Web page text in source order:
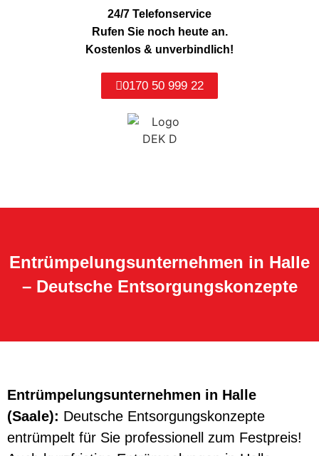
24/7 Telefonservice
Rufen Sie noch heute an.
Kostenlos & unverbindlich!
0170 50 999 22
Entrümpelungsunternehmen in Halle
– Deutsche Entsorgungskonzepte
Entrümpelungsunternehmen in Halle
(Saale): Deutsche Entsorgungskonzepte
entrümpelt für Sie professionell zum Festpreis!